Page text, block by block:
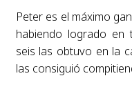
Peter es el máximo
habiendo logrado en
seis las obtuvo en la
las consiguió